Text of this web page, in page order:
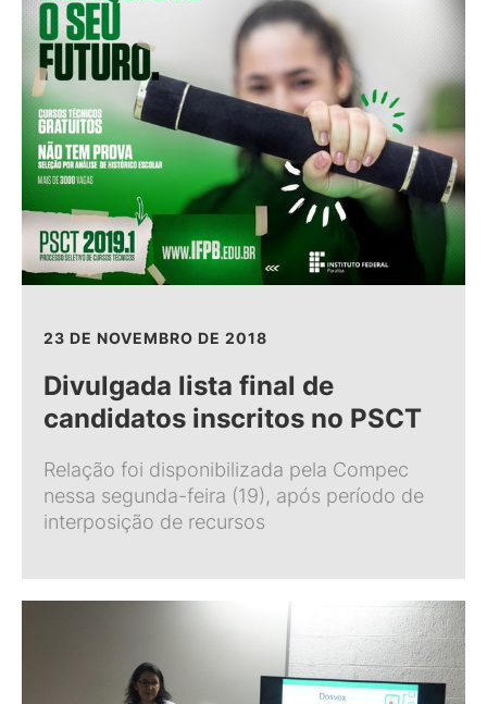
23 DE NOVEMBRO DE 2018
Divulgada lista final de
candidatos inscritos no PSCT
Relação foi disponibilizada pela Compec
nessa segunda-feira (19), após período de
interposição de recursos